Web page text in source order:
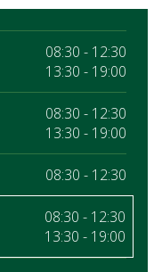
08:30 - 12:30
13:30 - 19:00
08:30 - 12:30
13:30 - 19:00
08:30 - 12:30
08:30 - 12:30
13:30 - 19:00